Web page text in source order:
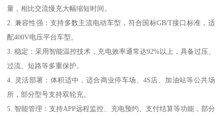
量，相比交流慢充大幅缩短时间。
2. 兼容性强：支持多数主流电动车型，符合国标GB/T接口标准，适
配400V电压平台车型。
3. 稳定：采用智能温控技术，充电效率通常达92%以上，具备过压、
过流、短路等多重保护。
4. 灵活部署：体积适中，适合商业停车场、4S店、加油站等公共场
所，部分型号支持双轮充。
5. 智能管理：支持APP远程监控、充电预约、支付结算等功能，部分